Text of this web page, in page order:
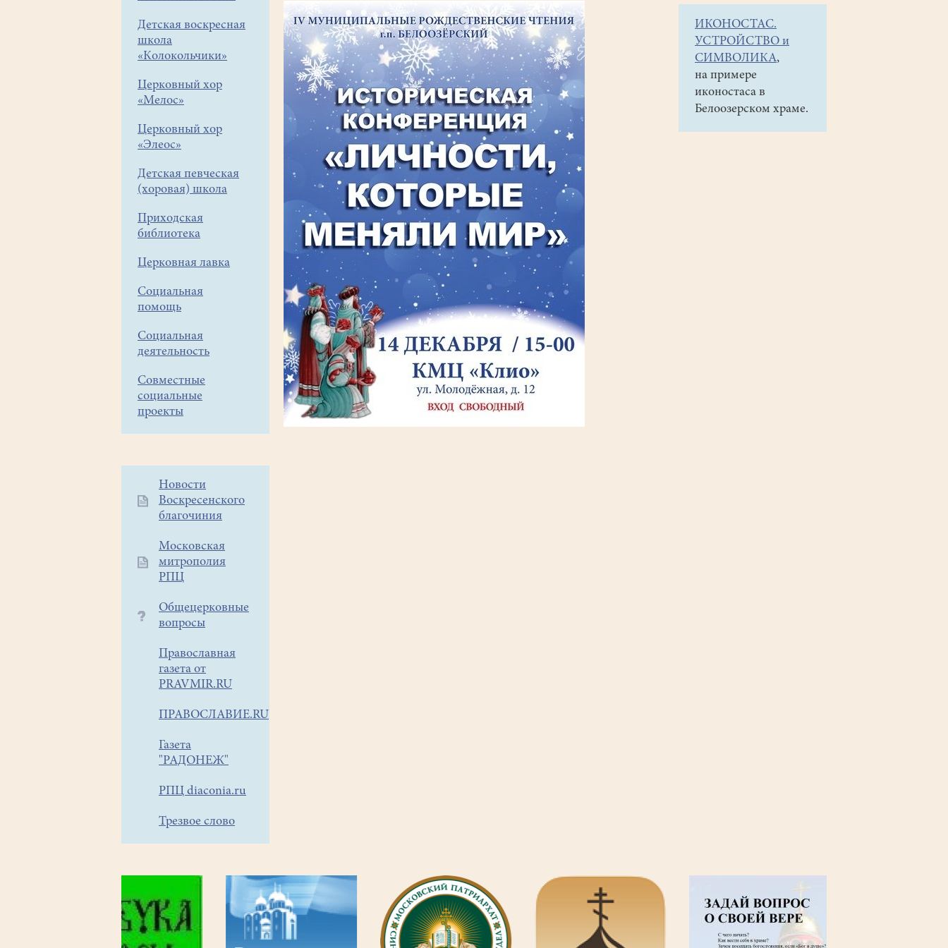
Детская воскресная
школа
«Колокольчики»
Церковный хор
«Мелос»
Церковный хор
«Элеос»
Детская певческая
(хоровая) школа
Приходская
библиотека
Церковная лавка
Социальная
помощь
Социальная
деятельность
Совместные
социальные
проекты
Дополнительное
меню
Новости
Воскресенского
благочиния
Московская
митрополия
РПЦ
Общецерковные
вопросы
Православная
газета от
PRAVMIR.RU
ПРАВОСЛАВИЕ.RU
Газета
"РАДОНЕЖ"
РПЦ diaconia.ru
Трезвое слово
ИКОНОСТАС.
УСТРОЙСТВО и
СИМВОЛИКА,
на примере
иконостаса в
Белоозерском храме.